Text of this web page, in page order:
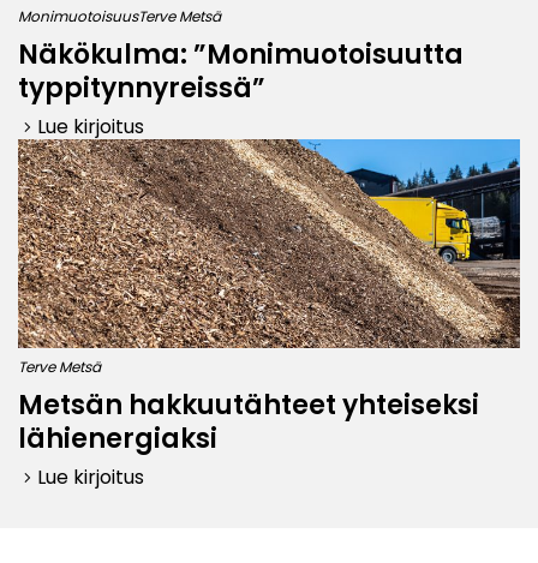
MonimuotoisuusTerve Metsä
Näkökulma: ”Monimuotoisuutta
typpitynnyreissä”
keyboard_arrow_right Lue kirjoitus
Terve Metsä
Metsän hakkuutähteet yhteiseksi
lähienergiaksi
keyboard_arrow_right Lue kirjoitus